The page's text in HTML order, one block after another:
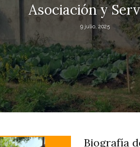
Asociación y
9 julio, 2025
Biografía